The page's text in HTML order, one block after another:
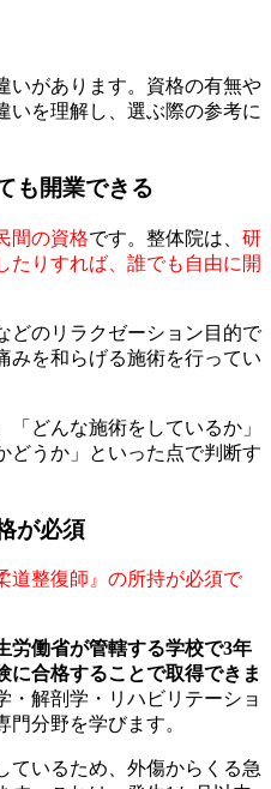
いがあります。資格の有無や
いを理解し、選ぶ際の参考に
も開業できる
間の資格です。整体院は、 研
たりすれば、誰でも自由に開
どのリラクゼーション目的で
みを和らげる施術を行ってい
どんな施術をしているか」
どうか」といった点で判断す
が必須
道整復師』の所持が必須で
労働省が管轄する学校で3年
に合格することで取得できま
・解剖学・リハビリテーショ
分野を学びます。
ているため、外傷からくる急